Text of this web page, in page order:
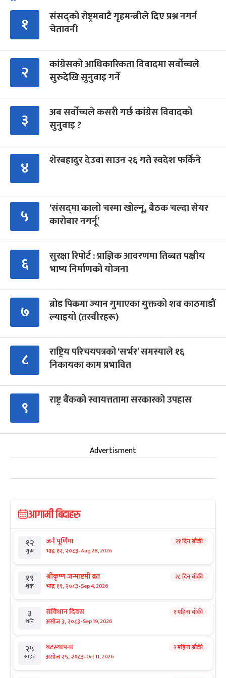
१
संसद्को रोष्ट्रमबाटै गृहमन्त्रीले दिए प्रश्न नगर्न
चेतावनी
२
कांग्रेसको आधिकारिकता विवादमा सर्वोच्चले
सुरुदेखि सुनुवाइ गर्ने
३
अब सर्वोच्चले कसरी गर्छ कांग्रेस विवादको
सुनुवाइ ?
४ शेरबहादुर देउवा साउन २६ गते स्वदेश फर्किने
५
‘संसद्‍मा कालो चस्मा खोल्नू, बैठक चल्दा सेयर
कारोबार नगर्नू’
६
सुरक्षा रिपोर्ट : प्राज्ञिक आवरणमा तिब्बत पक्षीय
भाष्य निर्माणको योजना
७
ब्रोड पिकमा ज्यान गुमाएका युक्तको शव काठमाडौं
ल्याइयो (तस्वीरहरू)
८
राष्ट्रिय परिचयपत्रको ‘सर्भर’ समस्याले १६
निकायका काम प्रभावित
९ राष्ट्र बैंकको स्वायत्ततामा सरकारको उपहास
Advertisment
आगामी बिदाहरु
१२
शुक्र
जनै पूर्णिमा
भाद्र १२, २०८३-Aug 28, 2026
२१ दिन बाँकी
१९
शुक्र
श्रीकृष्ण जन्माष्टमी व्रत
भाद्र १९, २०८३-Sep 4, 2026
२८ दिन बाँकी
३
शनि
संविधान दिवस
असोज ३, २०८३-Sep 19, 2026
१ महिना बाँकी
२५
आइत
घटस्थापना
असोज २५, २०८३-Oct 11, 2026
२ महिना बाँकी